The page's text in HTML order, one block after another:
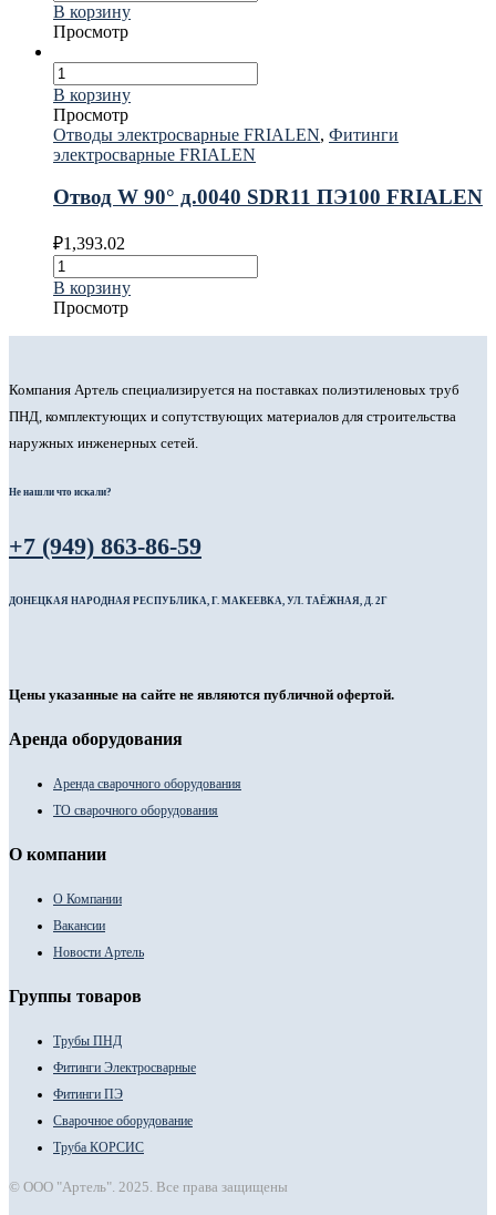
В корзину
Просмотр
В корзину
Просмотр
Отводы электросварные FRIALEN, Фитинги
электросварные FRIALEN
Отвод W 90° д.0040 SDR11 ПЭ100 FRIALEN
₽1,393.02
В корзину
Просмотр
Компания Артель специализируется на поставках полиэтиленовых труб
ПНД, комплектующих и сопутствующих материалов для строительства
наружных инженерных сетей.
Не нашли что искали?
+7 (949) 863-86-59
ДОНЕЦКАЯ НАРОДНАЯ РЕСПУБЛИКА, Г. МАКЕЕВКА, УЛ. ТАЁЖНАЯ, Д. 2Г
Цены указанные на сайте не являются публичной офертой.
Аренда оборудования
Аренда сварочного оборудования
ТО сварочного оборудования
О компании
О Компании
Вакансии
Новости Артель
Группы товаров
Трубы ПНД
Фитинги Электросварные
Фитинги ПЭ
Сварочное оборудование
Труба КОРСИС
© ООО "Артель". 2025. Все права защищены